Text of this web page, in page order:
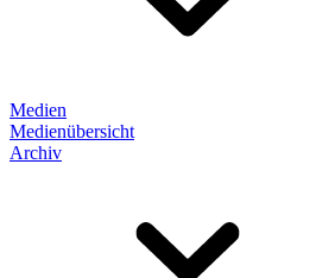
Medien
Medienübersicht
Archiv